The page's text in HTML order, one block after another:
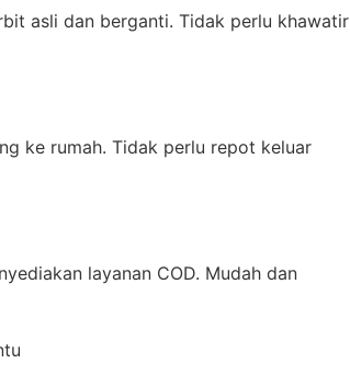
asli dan berganti. Tidak perlu khawatir
ke rumah. Tidak perlu repot keluar
layanan COD. Mudah dan